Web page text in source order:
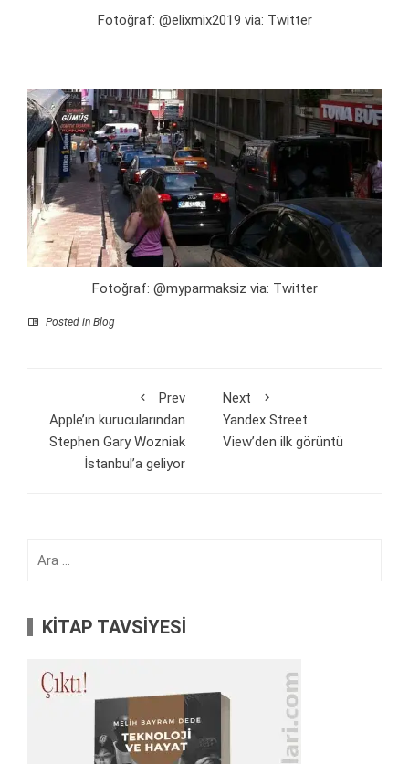
Fotoğraf: @elixmix2019 via: Twitter
Fotoğraf: @myparmaksiz via: Twitter
Posted in Blog
Prev
Apple’ın kurucularından
Stephen Gary Wozniak
İstanbul’a geliyor
Next
Yandex Street
View’den ilk görüntü
KİTAP TAVSİYESİ